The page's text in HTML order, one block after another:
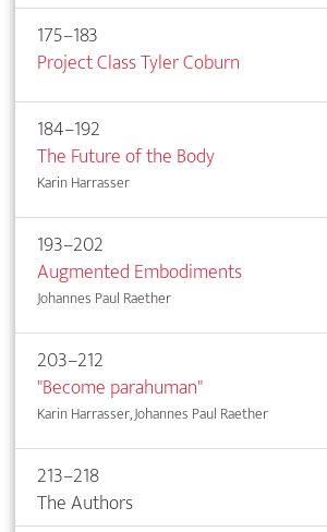
175–183
Project Class Tyler Coburn
184–192
The Future of the Body
Karin Harrasser
193–202
Augmented Embodiments
Johannes Paul Raether
203–212
"Become parahuman"
Karin Harrasser, Johannes Paul Raether
213–218
The Authors